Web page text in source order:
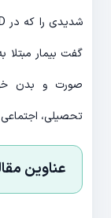
گفت بیمار
صورت و بدن
تحصیلی،
عناوین